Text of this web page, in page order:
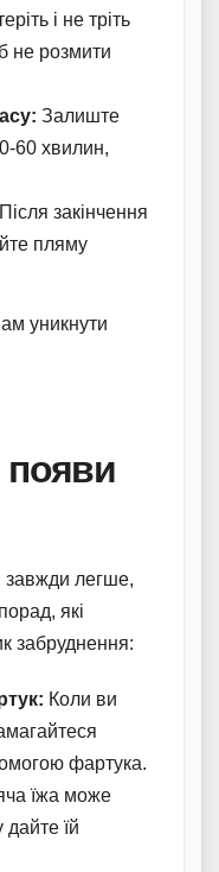
і не тріть
не розмити
Залиште
60 хвилин,
Після закінчення
пляму
уникнути
появи
легше,
які
забруднення:
Коли ви
фартука.
їжа може
їй